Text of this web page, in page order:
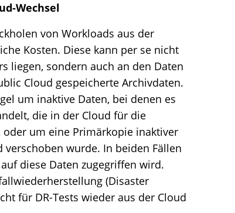
Wechsel
von Workloads aus der
Kosten. Diese kann per se nicht
liegen, sondern auch an den Daten
Cloud gespeicherte Archivdaten.
um inaktive Daten, bei denen es
die in der Cloud für die
um eine Primärkopie inaktiver
wurde. In beiden Fällen
diese Daten zugegriffen wird.
(Disaster
für DR-Tests wieder aus der Cloud